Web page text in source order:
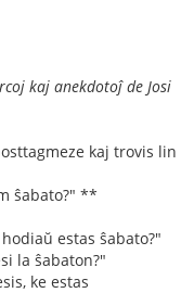
kaj anekdotoĵ de Josi
kaj trovis lin
ŝabato?" **
estas ŝabato?"
la ŝabaton?"
ke estas